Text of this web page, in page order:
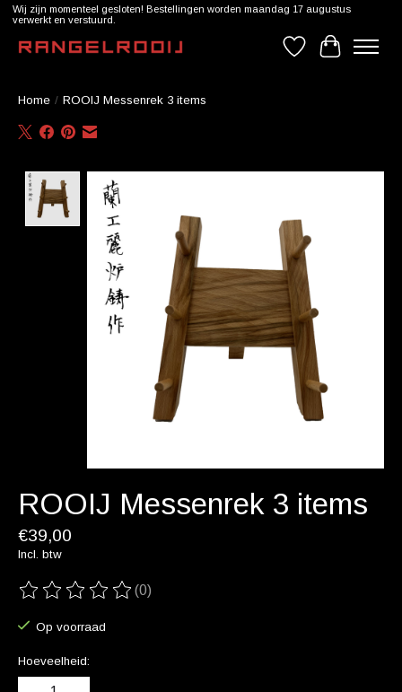
Wij zijn momenteel gesloten! Bestellingen worden maandag 17 augustus
verwerkt en verstuurd.
Verlanglijst
Home / ROOIJ Messenrek 3 items
Product image slideshow Items
ROOIJ Messenrek 3 items
€39,00
Incl. btw
De beoordeling van dit product is
(0)
Op voorraad
Hoeveelheid: